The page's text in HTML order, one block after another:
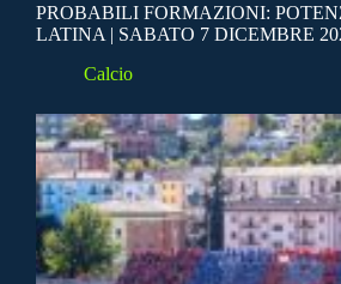
PROBABILI FORMAZIONI:
LATINA | SABATO 7 DICEMBRE
Calcio